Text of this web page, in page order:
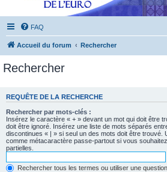
FAQ
Accueil du forum Rechercher
Rechercher
REQUÊTE DE LA RECHERCHE
Rechercher par mots-clés :
Insérez le caractère « + » devant un mot qui doit être
doit être ignoré. Insérez une liste de mots séparés
discontinues « | » si seul un des mots doit être trouvé.
comme métacaractère passe-partout si vous
partielles.
Rechercher tous les termes ou utiliser une